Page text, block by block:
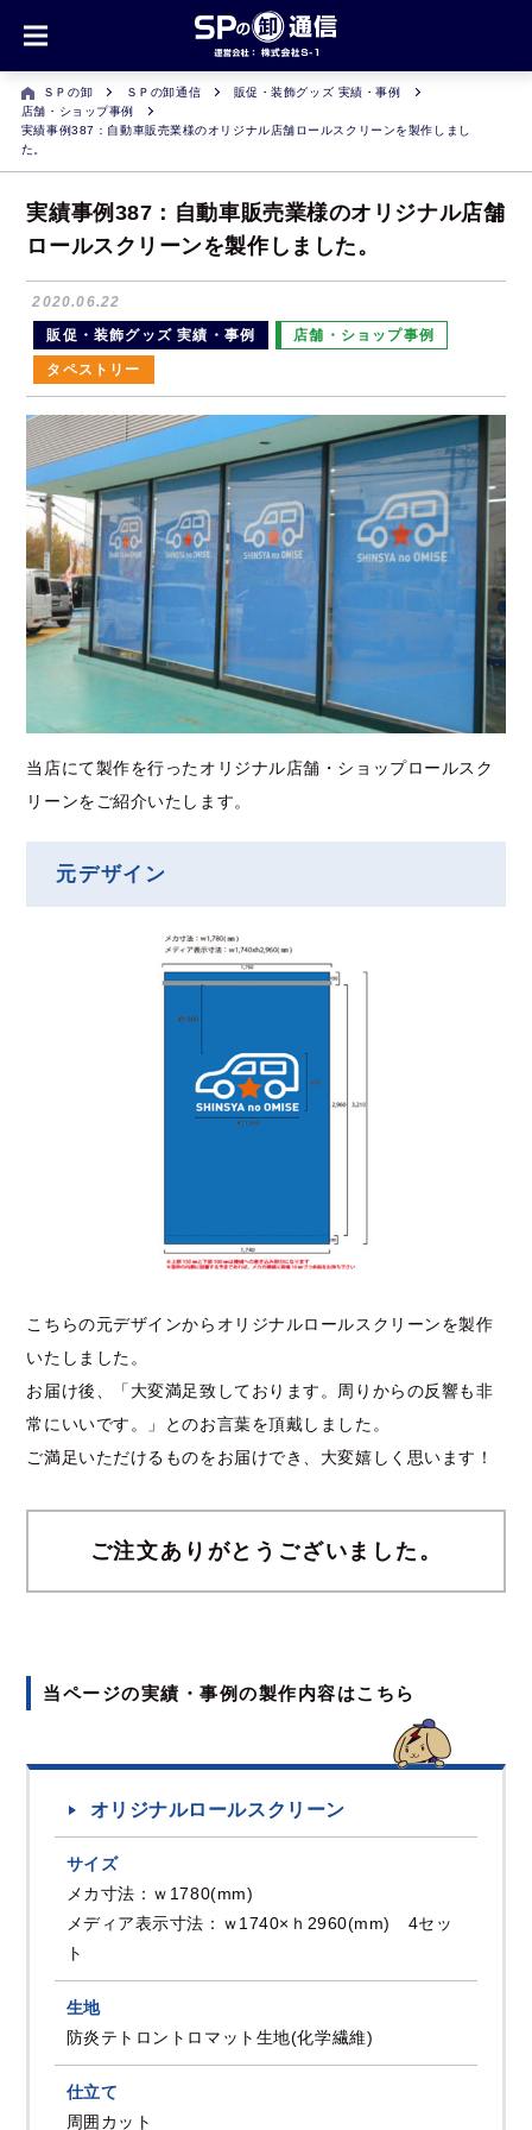
ＳＰの卸 ＳＰの卸通信
販促・装飾グッズ 実績・事例
店舗・ショップ事例
実績事例387：自動車販売業様のオリジナル店舗ロールスクリーンを製作しまし
た。
実績事例387：自動車販売業様のオリジナル店舗
ロールスクリーンを製作しました。
2020.06.22
販促・装飾グッズ 実績・事例
店舗・ショップ事例
タペストリー
当店にて製作を行ったオリジナル店舗・ショップロールスク
リーンをご紹介いたします。
元デザイン
こちらの元デザインからオリジナルロールスクリーンを製作
いたしました。
お届け後、「大変満足致しております。周りからの反響も非
常にいいです。」とのお言葉を頂戴しました。
ご満足いただけるものをお届けでき、大変嬉しく思います！
ご注文ありがとうございました。
当ページの実績・事例の製作内容はこちら
オリジナルロールスクリーン
サイズ
メカ寸法：ｗ1780(mm)
メディア表示寸法：ｗ1740×ｈ2960(mm) 4セッ
ト
生地
防炎テトロントロマット生地(化学繊維)
仕立て
周囲カット